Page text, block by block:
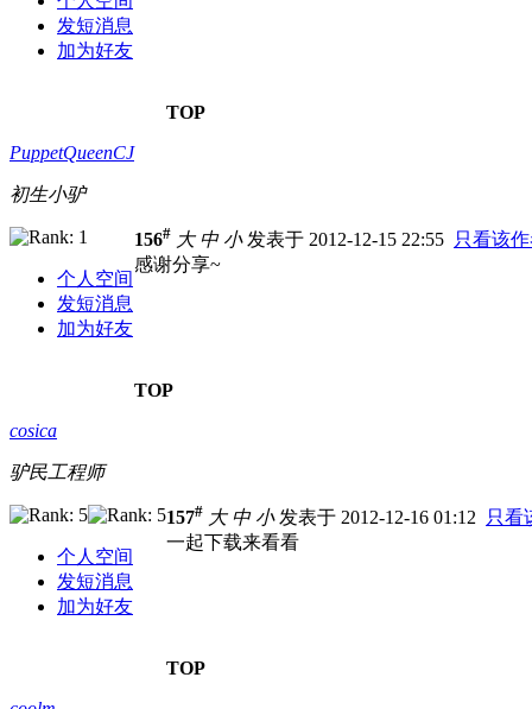
发短消息
加为好友
TOP
PuppetQueenCJ
初生小驴
个人空间
发短消息
加为好友
156# 大 中 小发表于 2012-12-15 22:55 只看该
感谢分享~
TOP
cosica
驴民工程师
个人空间
发短消息
加为好友
157# 大 中 小发表于 2012-12-16 01:12
只看
一起下载来看看
TOP